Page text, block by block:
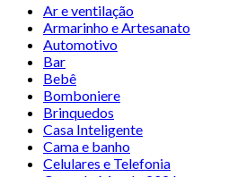
Ar e ventilação
Armarinho e Artesanato
Automotivo
Bar
Bebê
Bomboniere
Brinquedos
Casa Inteligente
Cama e banho
Celulares e Telefonia